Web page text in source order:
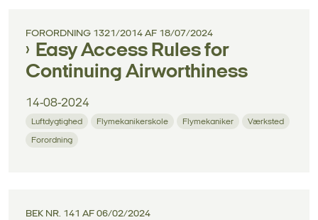
FORORDNING 1321/2014 AF 18/07/2024
Easy Access Rules for
Continuing Airworthiness
14-08-2024
Luftdygtighed Flymekanikerskole Flymekaniker Værksted
Forordning
BEK NR. 141 AF 06/02/2024